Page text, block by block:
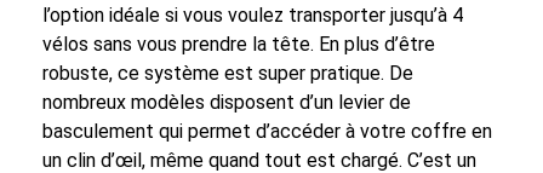
l’option idéale si vous voulez transporter jusqu’à 4
vélos sans vous prendre la tête. En plus d’être
robuste, ce système est super pratique. De
nombreux modèles disposent d’un levier de
basculement qui permet d’accéder à votre coffre en
un clin d’œil, même quand tout est chargé. C’est un